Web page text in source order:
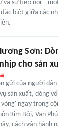
và sự tiếp nối' -
biệt giữa các
Sơn:
cho sản
gửi của người
sản xuất, dòng
vòng' ngay trong
Kim Bôi, Vạn
cách vận hành